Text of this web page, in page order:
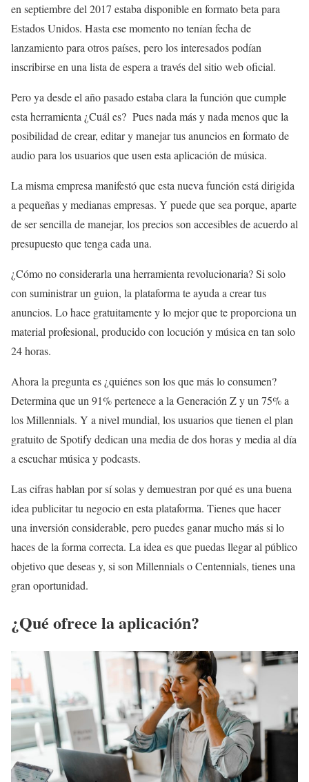
en septiembre del 2017 estaba disponible en formato beta para
Estados Unidos. Hasta ese momento no tenían fecha de
lanzamiento para otros países, pero los interesados podían
inscribirse en una lista de espera a través del sitio web oficial.
Pero ya desde el año pasado estaba clara la función que cumple
esta herramienta ¿Cuál es? Pues nada más y nada menos que la
posibilidad de crear, editar y manejar tus anuncios en formato de
audio para los usuarios que usen esta aplicación de música.
La misma empresa manifestó que esta nueva función está dirigida
a pequeñas y medianas empresas. Y puede que sea porque, aparte
de ser sencilla de manejar, los precios son accesibles de acuerdo al
presupuesto que tenga cada una.
¿Cómo no considerarla una herramienta revolucionaria? Si solo
con suministrar un guion, la plataforma te ayuda a crear tus
anuncios. Lo hace gratuitamente y lo mejor que te proporciona un
material profesional, producido con locución y música en tan solo
24 horas.
Ahora la pregunta es ¿quiénes son los que más lo consumen?
Determina que un 91% pertenece a la Generación Z y un 75% a
los Millennials. Y a nivel mundial, los usuarios que tienen el plan
gratuito de Spotify dedican una media de dos horas y media al día
a escuchar música y podcasts.
Las cifras hablan por sí solas y demuestran por qué es una buena
idea publicitar tu negocio en esta plataforma. Tienes que hacer
una inversión considerable, pero puedes ganar mucho más si lo
haces de la forma correcta. La idea es que puedas llegar al público
objetivo que deseas y, si son Millennials o Centennials, tienes una
gran oportunidad.
¿Qué ofrece la aplicación?